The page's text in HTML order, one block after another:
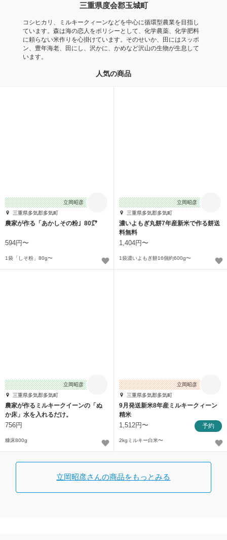
三重県度会郡玉城町
コシヒカリ、ミルキークィーンなどを中心に循環型農業を目指し
ています。森は海の恋人をポリシーとして、化学農薬、化学肥料
に頼らない米作りを心掛けています。そのせいか、田にはスッポ
ン、豊年海老、田にし、沢かに、かめなど沢山の生物が生息して
います。
人気の商品
立岡昭彦
三重県多気郡多気町
農家が作る「あかしその粉」80㌘
594円〜
1袋「しそ粉」80g〜
立岡昭彦
三重県多気郡多気町
濃いよもぎ丸餅7年産新米で作る餅送
料無料
1,404円〜
1袋濃いよもぎ餅16個約600g〜
立岡昭彦
三重県多気郡多気町
農家が作るミルキークイーンの「ぬ
か床」水を入れるだけ。
756円
糠床800g
立岡昭彦
三重県多気郡多気町
9月発送新米8年産ミルキークィーン
精米
1,512円〜 予約
2kgミルキー白米〜
立岡昭彦さんの商品をもっとみる